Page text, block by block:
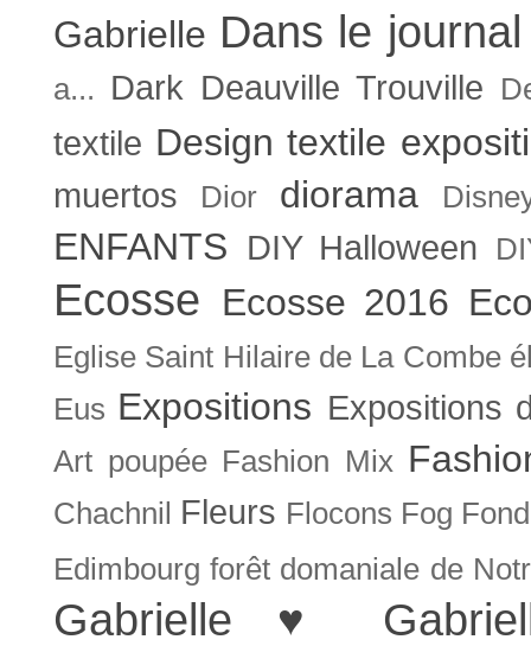
Gabrielle Dans le journal
a... Dark Deauville Trouville
textile Design textile
muertos Dior diorama
ENFANTS DIY Halloween
Ecosse Ecosse 2016
Eglise Saint Hilaire de La Combe
Eus Expositions Expositions
Art poupée Fashion Mix
Chachnil Fleurs Flocons Fog
Edimbourg forêt domaniale de
Gabrielle ♥